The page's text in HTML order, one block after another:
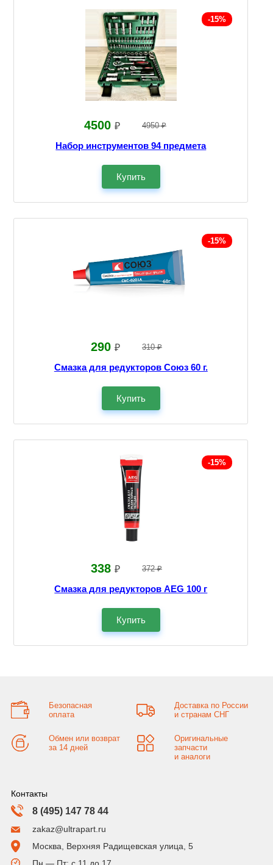
-15%
4500 ₽ 4950 ₽
Набор инструментов 94 предмета
Купить
-15%
290 ₽ 310 ₽
Смазка для редукторов Союз 60 г.
Купить
-15%
338 ₽ 372 ₽
Смазка для редукторов AEG 100 г
Купить
Безопасная
оплата
Доставка по России
и странам СНГ
Обмен или возврат
за 14 дней
Оригинальные
запчасти
и аналоги
Контакты
8 (495) 147 78 44
zakaz@ultrapart.ru
Москва, Верхняя Радищевская улица, 5
Пн — Пт: с 11 до 17